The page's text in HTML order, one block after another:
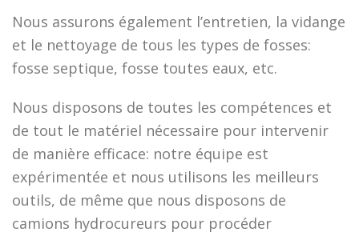
Nous assurons également l’entretien, la vidange
et le nettoyage de tous les types de fosses:
fosse septique, fosse toutes eaux, etc.
Nous disposons de toutes les compétences et
de tout le matériel nécessaire pour intervenir
de manière efficace: notre équipe est
expérimentée et nous utilisons les meilleurs
outils, de même que nous disposons de
camions hydrocureurs pour procéder